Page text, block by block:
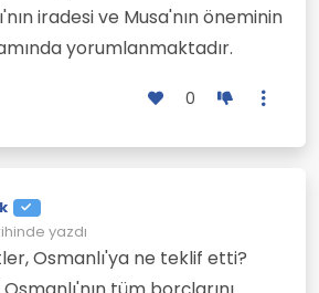
iradesi ve Musa'nın öneminin
yorumlanmaktadır.
0
yazdı
Osmanlı'ya ne teklif etti?